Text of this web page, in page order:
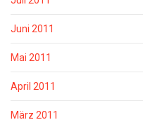
Juni 2011
Mai 2011
April 2011
März 2011